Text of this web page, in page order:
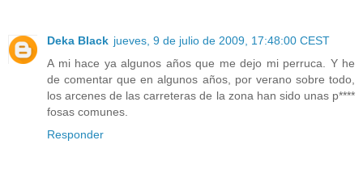
Deka Black jueves, 9 de julio de 2009, 17:48:00 CEST
A mi hace ya algunos años que me dejo mi perruca. Y he
de comentar que en algunos años, por verano sobre todo,
los arcenes de las carreteras de la zona han sido unas p****
fosas comunes.
Responder